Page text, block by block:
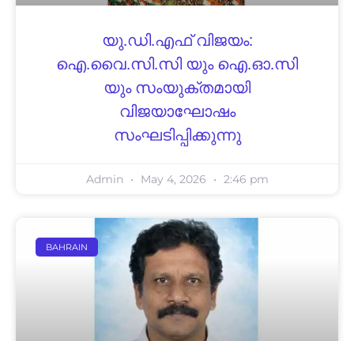
യു.ഡി.എഫ് വിജയം:
ഐ.വൈ.സി.സി യും ഐ.ഓ.സി
യും സംയുക്തമായി
വിജയാഘോഷം
സംഘടിപ്പിക്കുന്നു
Admin May 4, 2026 2:46 pm
BAHRAIN